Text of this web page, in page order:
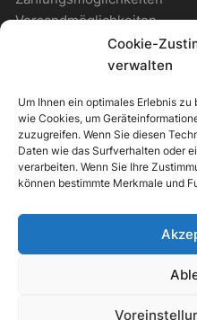
Cookie-
verwalten
Um Ihnen ein optimales Erlebnis
wie Cookies, um
zuzugreifen. Wenn Sie diesen
Daten wie das Surfverhalten oder
verarbeiten. Wenn Sie Ihre
können bestimmte Merkmale und
Versandmöglichkeiten
Kontakt
Newsletter
IPV-
Alle Preise inkl.